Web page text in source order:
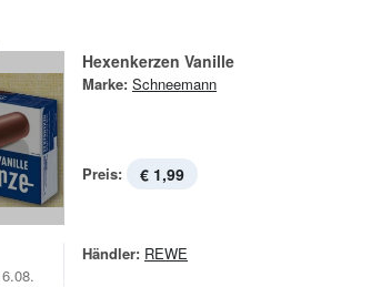
Hexenkerzen Vanille
Marke: Schneemann
Preis: € 1,99
Händler: REWE